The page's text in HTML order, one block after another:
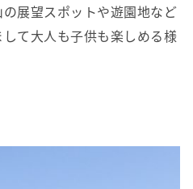
展望スポットや遊園地など
て大人も子供も楽しめる様